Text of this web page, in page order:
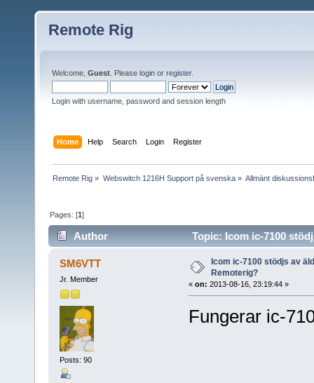
Remote Rig
Welcome, Guest . Please login or register.
Login with username, password and session length
Home Help Search Login Register
Remote Rig » Webswitch 1216H Support på svenska» Allmänt
Pages: [1]
Author Topic: Icom ic-7100
SM6VTT
Jr. Member
Posts: 90
Icom ic-7100 stödjs av
Remoterig?
« on: 2013-08-16, 23:19:44 »
Fungerar ic-